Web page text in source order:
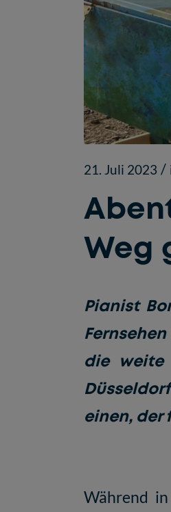
Weg
21. Juli 2023 /
Pianist
die weite
einen, der
Während